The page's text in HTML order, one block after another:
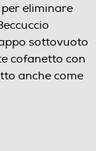
eliminare
sottovuoto
cofanetto con
anche come